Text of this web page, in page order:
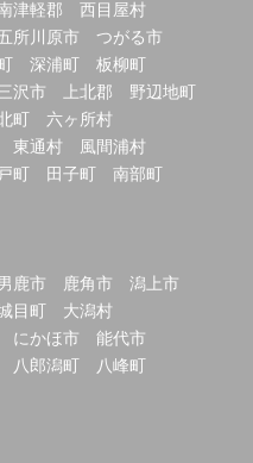
津軽郡
西目屋村
所川原市
つがる市
深浦町
板柳町
沢市 上北郡
野辺地町
町
六ヶ所村
東通村
風間浦村
町 田子町
南部町
鹿市 鹿角市
潟上市
目町
大潟村
にかほ市
能代市
八郎潟町
八峰町